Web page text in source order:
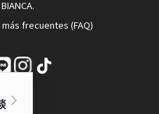
frecuentes (FAQ)